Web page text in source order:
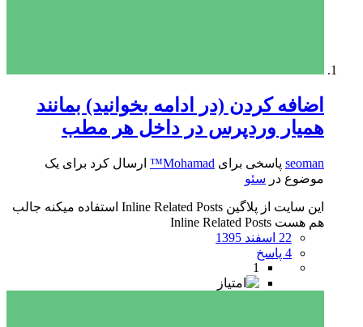
اضافه کردن (در ادامه بخوانید) بمانند
همیار وردپرس در داخل هر مطب
seoman پاسخی برای Mohamad™
ارسال کرد برای یک
موضوع در سئو
این سایت از پلاگین Inline Related Posts استفاده میکنه جالب
هم هست Inline Related Posts
22 اسفند 1395
4 پاسخ
1